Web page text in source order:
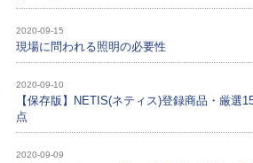
2020-09-15
現場に問われる照明の必要性
2020-09-10
【保存版】NETIS(ネティス)登録商品・厳選
点
2020-09-09